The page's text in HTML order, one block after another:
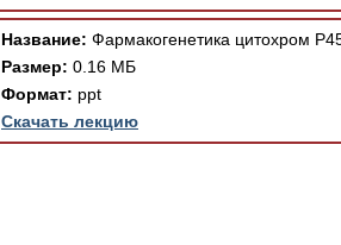
Название: Фармакогенетика цитохром
Размер: 0.16 МБ
Формат: ppt
Скачать лекцию